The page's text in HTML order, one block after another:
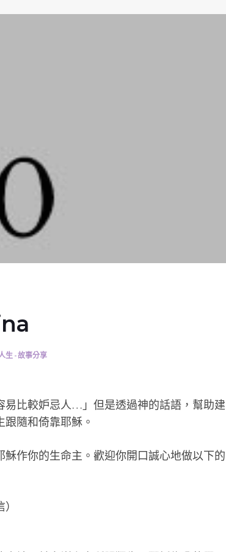
生 - 故事分享
易比較妒忌人…」但是透過神的話語，幫助建
隨和倚靠耶穌。
作你的生命主。歡迎你開口誠心地做以下的